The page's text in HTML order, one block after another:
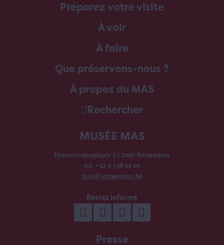
Préparez votre visite
À voir
À faire
Que préservons-nous ?
À propos du MAS
Rechercher
MUSÉE MAS
Hanzestedenplaats 1 | 2000 Antwerpen
tel. +32 3 338 44 00
mas@antwerpen.be
Restez informé
Presse